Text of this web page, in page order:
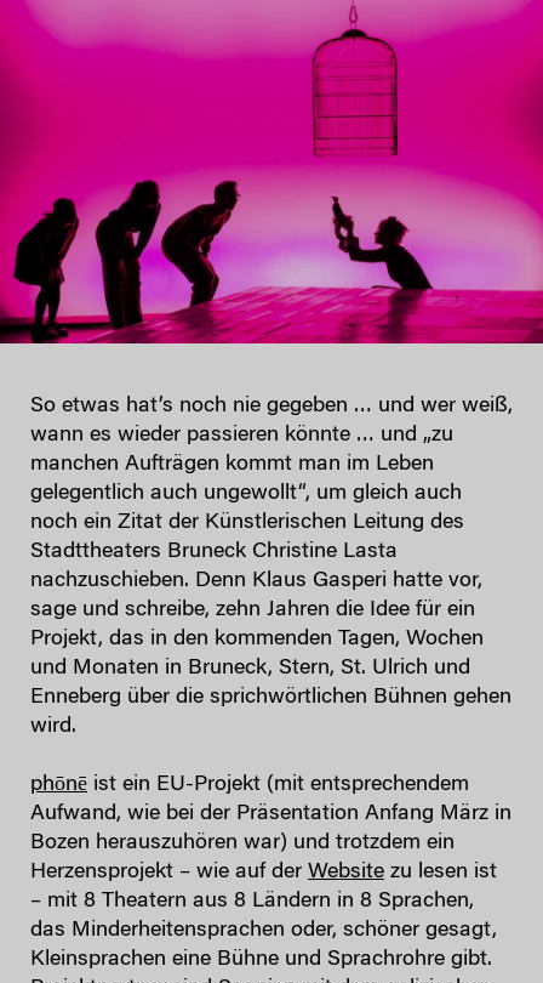
So etwas hat’s noch nie gegeben … und wer weiß,
wann es wieder passieren könnte … und „zu
manchen Aufträgen kommt man im Leben
gelegentlich auch ungewollt“, um gleich auch
noch ein Zitat der Künstlerischen Leitung des
Stadttheaters Bruneck Christine Lasta
nachzuschieben. Denn Klaus Gasperi hatte vor,
sage und schreibe, zehn Jahren die Idee für ein
Projekt, das in den kommenden Tagen, Wochen
und Monaten in Bruneck, Stern, St. Ulrich und
Enneberg über die sprichwörtlichen Bühnen gehen
wird.
phōnē ist ein EU-Projekt (mit entsprechendem
Aufwand, wie bei der Präsentation Anfang März in
Bozen herauszuhören war) und trotzdem ein
Herzensprojekt – wie auf der Website zu lesen ist
– mit 8 Theatern aus 8 Ländern in 8 Sprachen,
das Minderheitensprachen oder, schöner gesagt,
Kleinsprachen eine Bühne und Sprachrohre gibt.